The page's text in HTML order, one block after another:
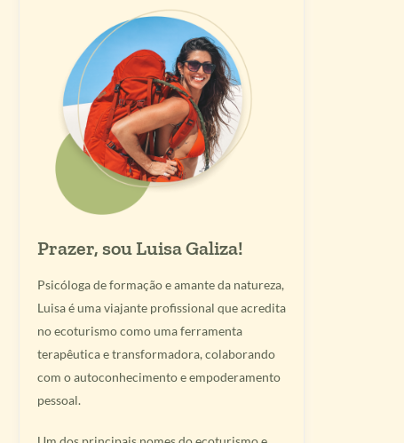
Prazer, sou Luisa Galiza!
Psicóloga de formação e amante da natureza,
Luisa é uma viajante profissional que acredita
no ecoturismo como uma ferramenta
terapêutica e transformadora, colaborando
com o autoconhecimento e empoderamento
pessoal.